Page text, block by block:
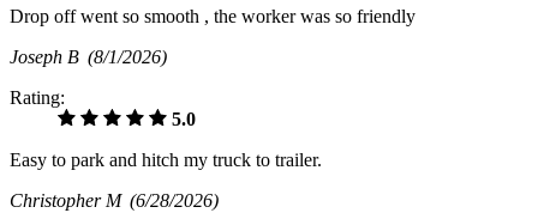
Drop off went so smooth , the worker was so friendly
Joseph B (8/1/2026)
Rating:
5.0
Easy to park and hitch my truck to trailer.
Christopher M (6/28/2026)